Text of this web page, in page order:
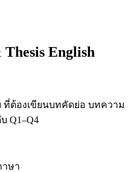
English
ที่ต้องเขียนบทคัดย่อ บทความ
Q1–Q4
าษา